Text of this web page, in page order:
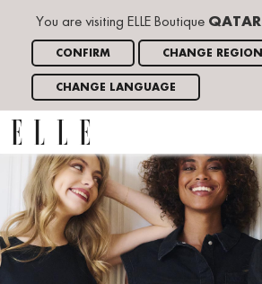
You are visiting ELLE Boutique QATAR
CONFIRM CHANGE REGION
CHANGE LANGUAGE